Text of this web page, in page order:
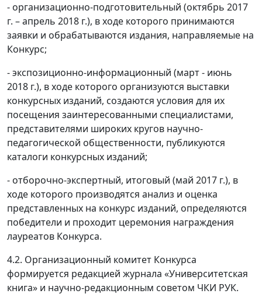
- организационно-подготовительный (октябрь 2017
г. – апрель 2018 г.), в ходе которого принимаются
заявки и обрабатываются издания, направляемые на
Конкурс;
- экспозиционно-информационный (март - июнь
2018 г.), в ходе которого организуются выставки
конкурсных изданий, создаются условия для их
посещения заинтересованными специалистами,
представителями широких кругов научно-
педагогической общественности, публикуются
каталоги конкурсных изданий;
- отборочно-экспертный, итоговый (май 2017 г.), в
ходе которого производятся анализ и оценка
представленных на конкурс изданий, определяются
победители и проходит церемония награждения
лауреатов Конкурса.
4.2. Организационный комитет Конкурса
формируется редакцией журнала «Университетская
книга» и научно-редакционным советом ЧКИ РУК.